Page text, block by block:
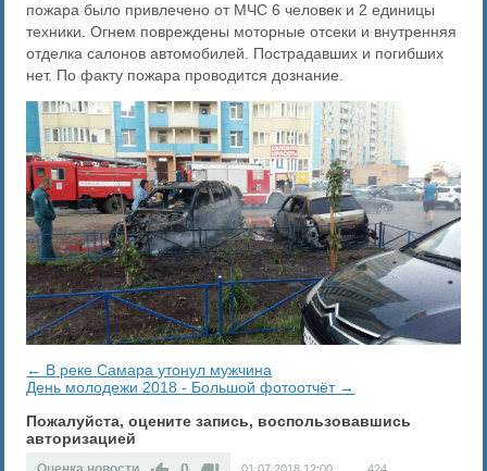
пожара было привлечено от МЧС 6 человек и 2 единицы
техники. Огнем повреждены моторные отсеки и внутренняя
отделка салонов автомобилей. Пострадавших и погибших
нет. По факту пожара проводится дознание.
← В реке Самара утонул мужчина
День молодежи 2018 - Большой фотоотчёт →
Пожалуйста, оцените запись, воспользовавшись
авторизацией